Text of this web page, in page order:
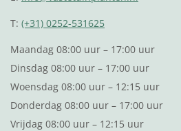
T:(+31) 0252-531625
Maandag 08:00 uur – 17:00 uur
Dinsdag 08:00 uur – 17:00 uur
Woensdag 08:00 uur – 12:15 uur
Donderdag 08:00 uur – 17:00 uur
Vrijdag 08:00 uur – 12:15 uur